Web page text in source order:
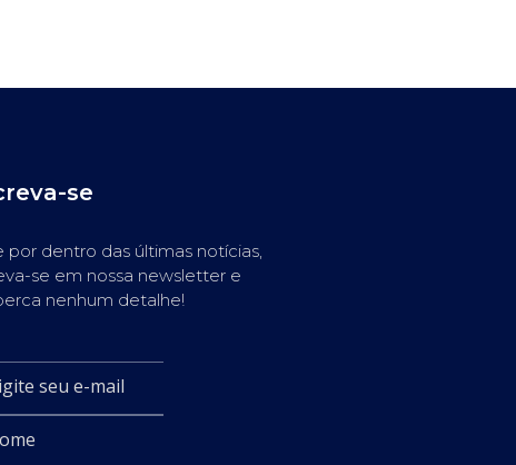
se
por dentro das últimas notícias,
se em nossa newsletter e
nenhum detalhe!